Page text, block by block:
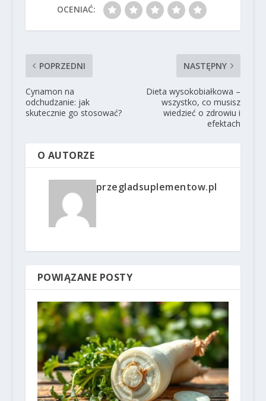
OCENIAĆ:
POPRZEDNI
Cynamon na
odchudzanie: jak
skutecznie go stosować?
NASTĘPNY
Dieta wysokobiałkowa –
wszystko, co musisz
wiedzieć o zdrowiu i
efektach
O AUTORZE
przegladsuplementow.pl
POWIĄZANE POSTY